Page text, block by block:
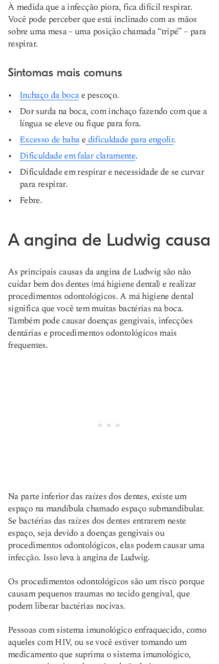
À medida que a infecção piora, fica difícil respirar.
Você pode perceber que está inclinado com as mãos
sobre uma mesa – uma posição chamada “tripé” – para
respirar.
Sintomas mais comuns
Inchaço da bocae pescoço.
Dor surda na boca, com inchaço fazendo com que a
língua se eleve ou fique para fora.
Excesso de babaedificuldade para engolir.
Dificuldade em falar claramente.
Dificuldade em respirar e necessidade de se curvar
para respirar.
Febre.
A angina de Ludwig causa
As principais causas da angina de Ludwig são não
cuidar bem dos dentes (má higiene dental) e realizar
procedimentos odontológicos. A má higiene dental
significa que você tem muitas bactérias na boca.
Também pode causar doenças gengivais, infecções
dentárias e procedimentos odontológicos mais
frequentes.
Na parte inferior das raízes dos dentes, existe um
espaço na mandíbula chamado espaço submandibular.
Se bactérias das raízes dos dentes entrarem neste
espaço, seja devido a doenças gengivais ou
procedimentos odontológicos, elas podem causar uma
infecção. Isso leva à angina de Ludwig.
Os procedimentos odontológicos são um risco porque
causam pequenos traumas no tecido gengival, que
podem liberar bactérias nocivas.
Pessoas com sistema imunológico enfraquecido, como
aqueles com HIV, ou se você estiver tomando um
medicamento que suprima o sistema imunológico,